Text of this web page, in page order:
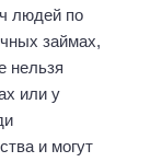
людей по
займах,
нельзя
или у
и могут